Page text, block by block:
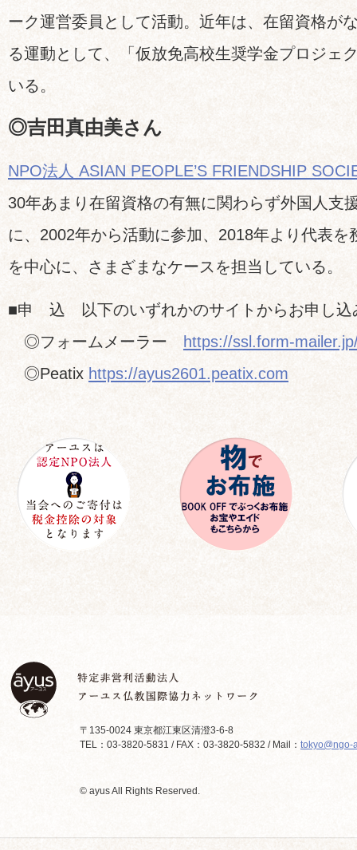
ーク運営委員として活動。近年は、在留資格が
る運動として、「仮放免高校生奨学金プロジェ
いる。
◎吉田真由美さん
NPO法人 ASIAN PEOPLE’S FRIENDSHIP
30年あまり在留資格の有無に関わらず外国人支
に、2002年から活動に参加、2018年より代表を
を中心に、さまざまなケースを担当している。
■申 込 以下のいずれかのサイトからお申し込
◎フォームメーラー
https://ssl.form-
◎Peatix https://ayus2601.peatix.com
〒135-0024 東京都江東区清澄3-6-8
TEL：03-3820-5831 / FAX：03-3820-5832 / Mail： tokyo@ngo-
© ayus All Rights Reserved.